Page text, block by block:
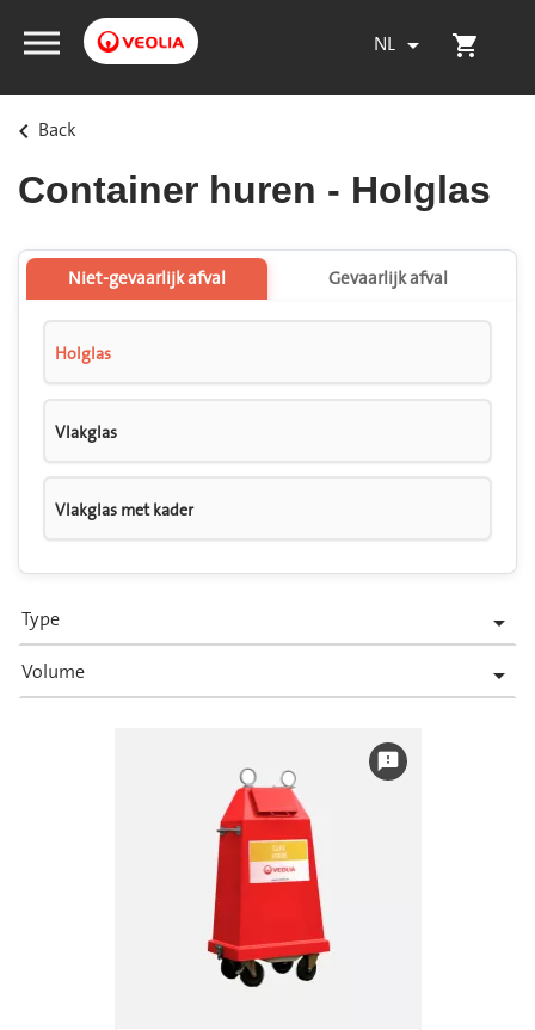
shopping_cart
NL 
keyboard_arrow_left Back
Container huren - Holglas
Niet-gevaarlijk afval Gevaarlijk afval
Holglas
Vlakglas
Vlakglas met kader
Type 
Volume 
feedback